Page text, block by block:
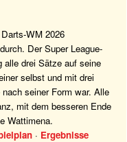
WM 2026
Der Super League-
alle drei Sätze auf seine
selbst und mit drei
seiner Form war. Alle
mit dem besseren Ende
Wattimena.
· Ergebnisse